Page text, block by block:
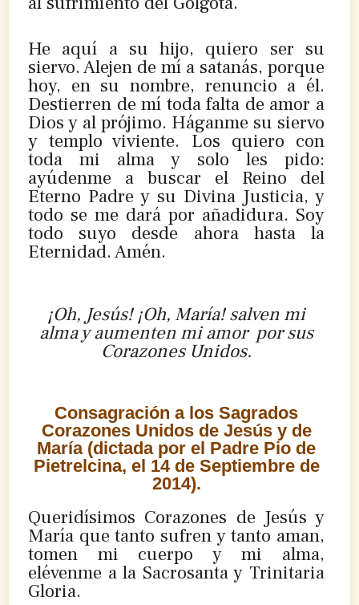
He aquí a su hijo, quiero ser su
siervo. Alejen de mí a satanás, porque
hoy, en su nombre, renuncio a él.
Destierren de mí toda falta de amor a
Dios y al prójimo. Háganme su siervo
y templo viviente. Los quiero con
toda mi alma y solo les pido:
ayúdenme a buscar el Reino del
Eterno Padre y su Divina Justicia, y
todo se me dará por añadidura. Soy
todo suyo desde ahora hasta la
Eternidad. Amén.
¡Oh, Jesús! ¡Oh, María! salven mi
alma y aumenten mi amor por sus
Corazones Unidos.
Consagración a los Sagrados
Corazones Unidos de Jesús y de
María (dictada por el Padre Pio de
Pietrelcina, el 14 de Septiembre de
2014).
Queridísimos Corazones de Jesús y
María que tanto sufren y tanto aman,
tomen mi cuerpo y mi alma,
elévenme a la Sacrosanta y Trinitaria
Gloria.